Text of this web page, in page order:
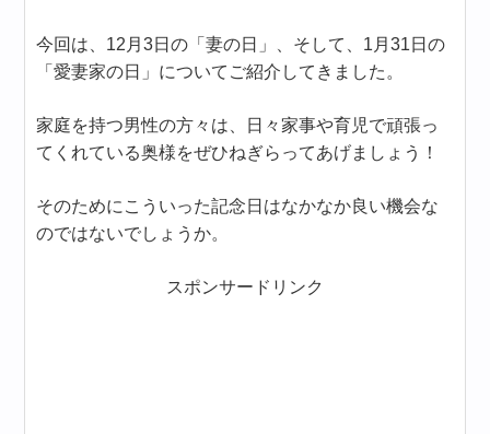
今回は、12月3日の「妻の日」、そして、1月31日の
「愛妻家の日」についてご紹介してきました。
家庭を持つ男性の方々は、日々家事や育児で頑張っ
てくれている奥様をぜひねぎらってあげましょう！
そのためにこういった記念日はなかなか良い機会な
のではないでしょうか。
スポンサードリンク